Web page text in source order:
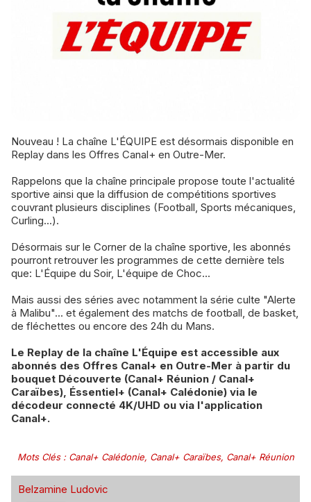
Nouveau ! La chaîne L'ÉQUIPE est désormais disponible en
Replay dans les Offres Canal+ en Outre-Mer.
Rappelons que la chaîne principale propose toute l'actualité
sportive ainsi que la diffusion de compétitions sportives
couvrant plusieurs disciplines (Football, Sports mécaniques,
Curling...).
Désormais sur le Corner de la chaîne sportive, les abonnés
pourront retrouver les programmes de cette dernière tels
que: L'Équipe du Soir, L'équipe de Choc...
Mais aussi des séries avec notamment la série culte "Alerte
à Malibu"... et également des matchs de football, de basket,
de fléchettes ou encore des 24h du Mans.
Le Replay de la chaîne L'Équipe est accessible aux
abonnés des Offres Canal+ en Outre-Mer à partir du
bouquet Découverte (Canal+ Réunion / Canal+
Caraïbes), Éssentiel+ (Canal+ Calédonie) via le
décodeur connecté 4K/UHD ou via l'application
Canal+.
Mots Clés: Canal+ Calédonie, Canal+ Caraïbes, Canal+ Réunion
Belzamine Ludovic